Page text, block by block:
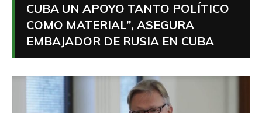
CUBA UN APOYO TANTO POLÍTICO
COMO MATERIAL”, ASEGURA
EMBAJADOR DE RUSIA EN CUBA